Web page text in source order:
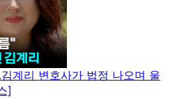
계리 변호사가 법정 나오며 울
]